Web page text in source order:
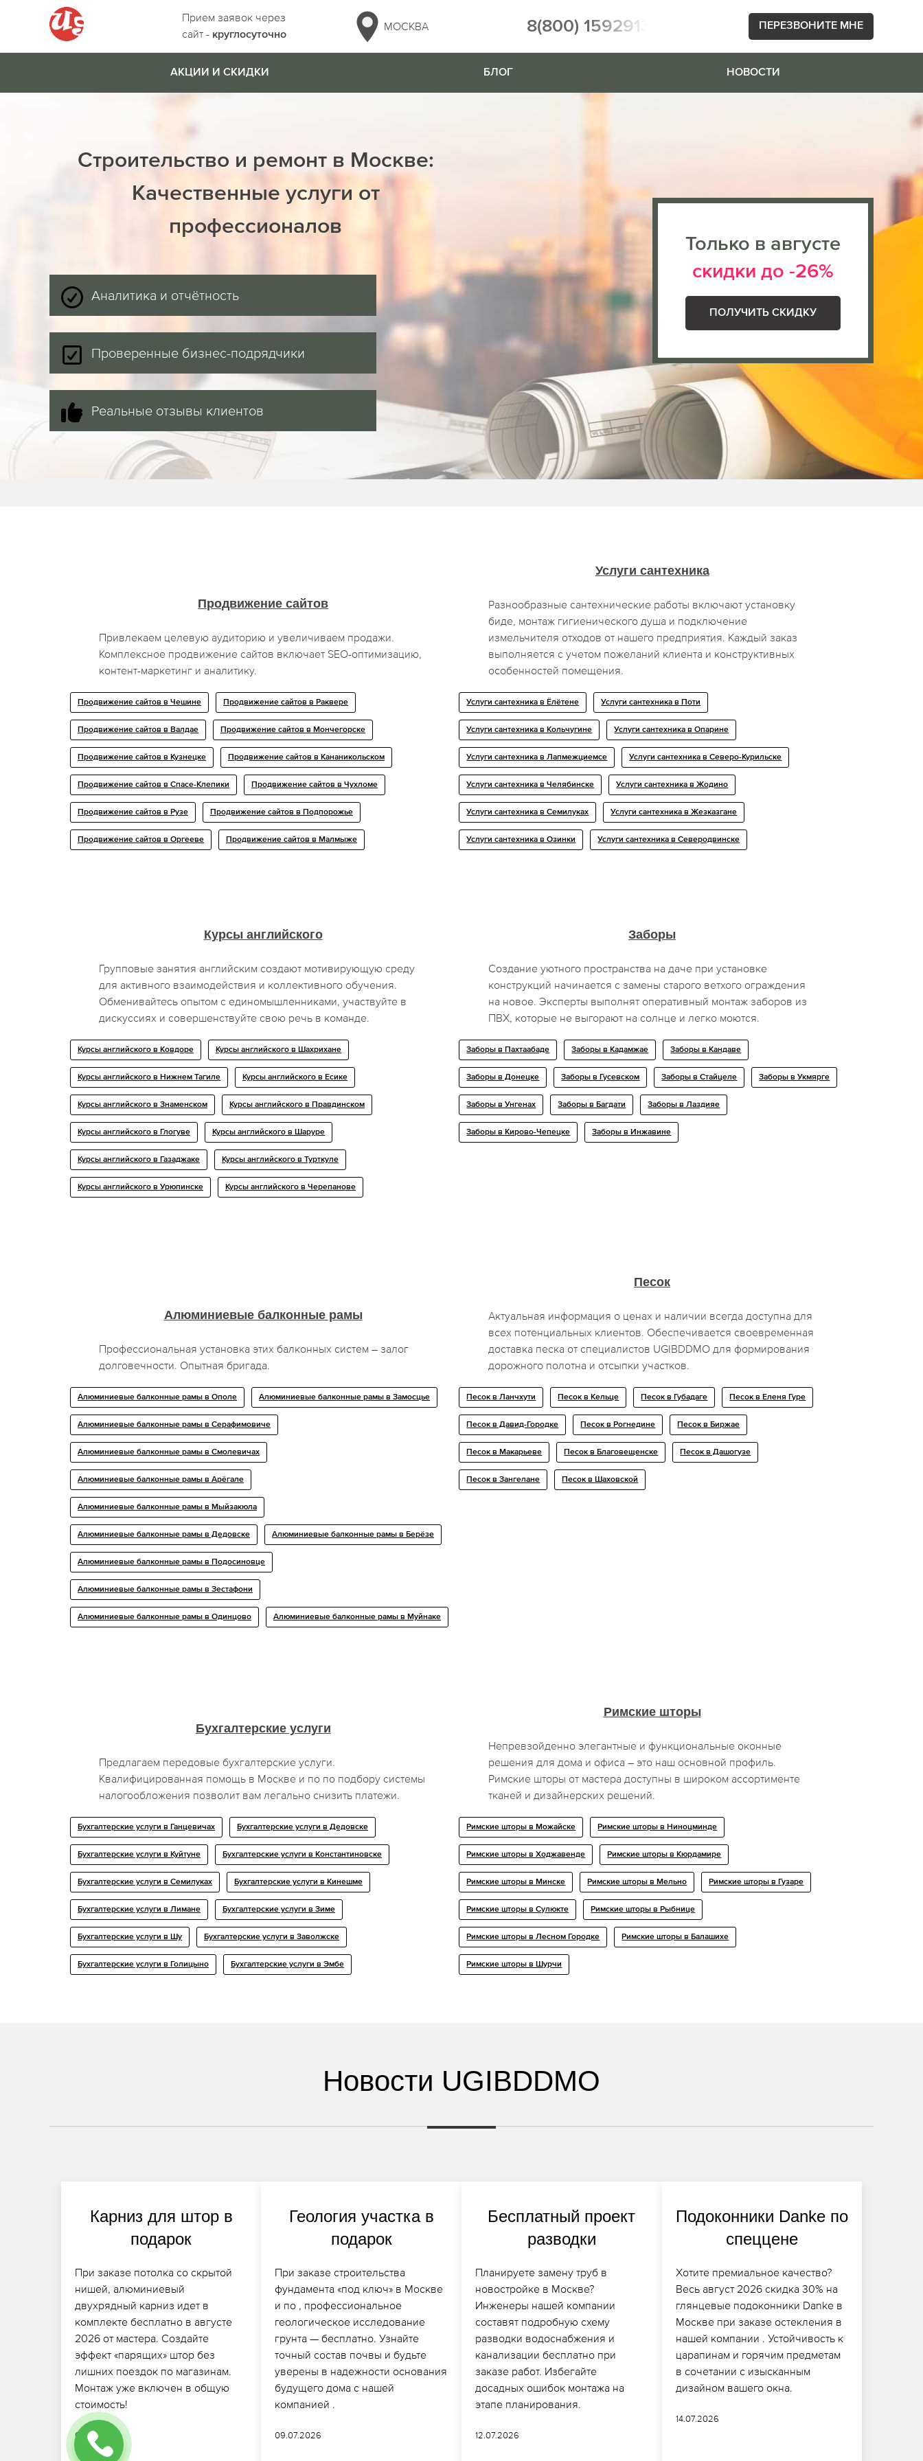
Прием заявок через
сайт - круглосуточно
МОСКВА 8(800) 1592913 ПЕРЕЗВОНИТЕ МНЕ
АКЦИИ И СКИДКИ БЛОГ НОВОСТИ
Строительство и ремонт в Москве:
Качественные услуги от
профессионалов
Аналитика и отчётность
Проверенные бизнес-подрядчики
Реальные отзывы клиентов
Только в августе
скидки до -26%
ПОЛУЧИТЬ СКИДКУ
Продвижение сайтов
Привлекаем целевую аудиторию и увеличиваем продажи.
Комплексное продвижение сайтов включает SEO-оптимизацию,
контент-маркетинг и аналитику.
Продвижение сайтов в Чешине Продвижение сайтов в Раквере
Продвижение сайтов в Валдае Продвижение сайтов в Мончегорске
Продвижение сайтов в Кузнецке Продвижение сайтов в Кананикольском
Продвижение сайтов в Спасе-Клепики Продвижение сайтов в Чухломе
Продвижение сайтов в Рузе Продвижение сайтов в Подпорожье
Продвижение сайтов в Оргееве Продвижение сайтов в Малмыже
Услуги сантехника
Разнообразные сантехнические работы включают установку
биде, монтаж гигиенического душа и подключение
измельчителя отходов от нашего предприятия. Каждый заказ
выполняется с учетом пожеланий клиента и конструктивных
особенностей помещения.
Услуги сантехника в Ёлётене Услуги сантехника в Поти
Услуги сантехника в Кольчугине Услуги сантехника в Опарине
Услуги сантехника в Лапмежциемсе Услуги сантехника в Северо-Курильске
Услуги сантехника в Челябинске Услуги сантехника в Жодино
Услуги сантехника в Семилуках Услуги сантехника в Жезказгане
Услуги сантехника в Озинки Услуги сантехника в Северодвинске
Курсы английского
Групповые занятия английским создают мотивирующую среду
для активного взаимодействия и коллективного обучения.
Обменивайтесь опытом с единомышленниками, участвуйте в
дискуссиях и совершенствуйте свою речь в команде.
Курсы английского в Ковдоре Курсы английского в Шахрихане
Курсы английского в Нижнем Тагиле Курсы английского в Есике
Курсы английского в Знаменском Курсы английского в Правдинском
Курсы английского в Глогуве Курсы английского в Шаруре
Курсы английского в Газаджаке Курсы английского в Турткуле
Курсы английского в Урюпинске Курсы английского в Черепанове
Заборы
Создание уютного пространства на даче при установке
конструкций начинается с замены старого ветхого ограждения
на новое. Эксперты выполнят оперативный монтаж заборов из
ПВХ, которые не выгорают на солнце и легко моются.
Заборы в Пахтаабаде Заборы в Кадамжае Заборы в Кандаве
Заборы в Донецке Заборы в Гусевском Заборы в Стайцеле Заборы в Укмярге
Заборы в Унгенах Заборы в Багдати Заборы в Лаздияе
Заборы в Кирово-Чепецке Заборы в Инжавине
Алюминиевые балконные рамы
Профессиональная установка этих балконных систем – залог
долговечности. Опытная бригада.
Алюминиевые балконные рамы в Ополе Алюминиевые балконные рамы в Замосцье
Алюминиевые балконные рамы в Серафимовиче
Алюминиевые балконные рамы в Смолевичах
Алюминиевые балконные рамы в Арёгале
Алюминиевые балконные рамы в Мыйзакюла
Алюминиевые балконные рамы в Дедовске Алюминиевые балконные рамы в Берёзе
Алюминиевые балконные рамы в Подосиновце
Алюминиевые балконные рамы в Зестафони
Алюминиевые балконные рамы в Одинцово Алюминиевые балконные рамы в Муйнаке
Песок
Актуальная информация о ценах и наличии всегда доступна для
всех потенциальных клиентов. Обеспечивается своевременная
доставка песка от специалистов UGIBDDMO для формирования
дорожного полотна и отсыпки участков.
Песок в Ланчхути Песок в Кельце Песок в Губадаге Песок в Еленя Гуре
Песок в Давид-Городке Песок в Рогнедине Песок в Биржае
Песок в Макарьеве Песок в Благовещенске Песок в Дашогузе
Песок в Зангелане Песок в Шаховской
Бухгалтерские услуги
Предлагаем передовые бухгалтерские услуги.
Квалифицированная помощь в Москве и по по подбору системы
налогообложения позволит вам легально снизить платежи.
Бухгалтерские услуги в Ганцевичах Бухгалтерские услуги в Дедовске
Бухгалтерские услуги в Куйтуне Бухгалтерские услуги в Константиновске
Бухгалтерские услуги в Семилуках Бухгалтерские услуги в Кинешме
Бухгалтерские услуги в Лимане Бухгалтерские услуги в Зиме
Бухгалтерские услуги в Шу Бухгалтерские услуги в Заволжске
Бухгалтерские услуги в Голицыно Бухгалтерские услуги в Эмбе
Римские шторы
Непревзойденно элегантные и функциональные оконные
решения для дома и офиса – это наш основной профиль.
Римские шторы от мастера доступны в широком ассортименте
тканей и дизайнерских решений.
Римские шторы в Можайске Римские шторы в Ниноцминде
Римские шторы в Ходжавенде Римские шторы в Кюрдамире
Римские шторы в Минске Римские шторы в Мельно Римские шторы в Гузаре
Римские шторы в Сулюкте Римские шторы в Рыбнице
Римские шторы в Лесном Городке Римские шторы в Балашихе
Римские шторы в Шурчи
Новости UGIBDDMO
Карниз для штор в
подарок
При заказе потолка со скрытой
нишей, алюминиевый
двухрядный карниз идет в
комплекте бесплатно в августе
2026 от мастера. Создайте
эффект «парящих» штор без
лишних поездок по магазинам.
Монтаж уже включен в общую
стоимость!
06.07.2026
Геология участка в
подарок
При заказе строительства
фундамента «под ключ» в Москве
и по , профессиональное
геологическое исследование
грунта — бесплатно. Узнайте
точный состав почвы и будьте
уверены в надежности основания
будущего дома с нашей
компанией .
09.07.2026
Бесплатный проект
разводки
Планируете замену труб в
новостройке в Москве?
Инженеры нашей компании
составят подробную схему
разводки водоснабжения и
канализации бесплатно при
заказе работ. Избегайте
досадных ошибок монтажа на
этапе планирования.
12.07.2026
Подоконники Danke по
спеццене
Хотите премиальное качество?
Весь август 2026 скидка 30% на
глянцевые подоконники Danke в
Москве при заказе остекления в
нашей компании . Устойчивость к
царапинам и горячим предметам
в сочетании с изысканным
дизайном вашего окна.
14.07.2026